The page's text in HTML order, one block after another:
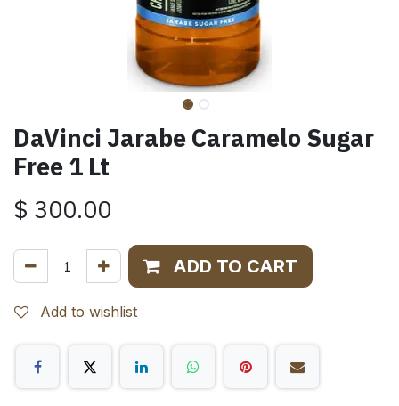
DaVinci Jarabe Caramelo Sugar
Free 1 Lt
$ 300.00
ADD TO CART
Add to wishlist